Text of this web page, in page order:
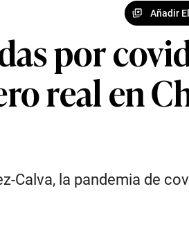
Añadir
por
real en
Calva, la pandemia de